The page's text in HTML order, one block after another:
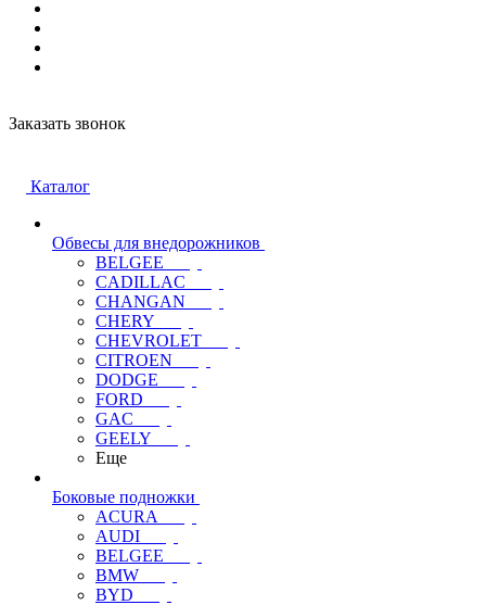
Заказать звонок
Каталог
Обвесы для внедорожников
BELGEE
CADILLAC
CHANGAN
CHERY
CHEVROLET
CITROEN
DODGE
FORD
GAC
GEELY
Еще
Боковые подножки
ACURA
AUDI
BELGEE
BMW
BYD